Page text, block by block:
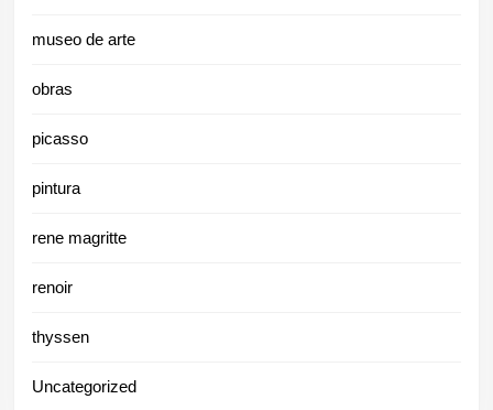
museo de arte
obras
picasso
pintura
rene magritte
renoir
thyssen
Uncategorized